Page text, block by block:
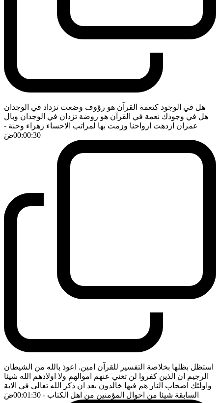
هل في الوجود كنعمة القرآن هو رؤوف وضعت تزداد في الوجدان
هل في وجودك نعمة في القرآن هو روضة تزدان في الوجدان وبال
عمران ازدهت ارواحنا وزمت بها لمراتب الاحساء زهراء وحنة -
00:00:30ضَ
استظل بظلها بخلاصة التفسير للقرآن امين. اعوذ بالله من الشيطان
الرجيم ان الذين كفروا لن تغني عنهم اموالهم ولا اولادهم الله شيئا
واولئك اصحاب النار هم فيها خالدون بعد ان ذكر الله تعالى في الاية
السابقة شيئا من احوال المؤمنين من اهل الكتاب - 00:01:30 ضَ